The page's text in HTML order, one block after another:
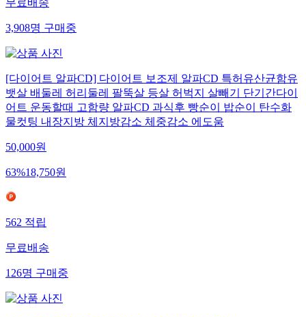
무료배송
3,908명구매중
[다이어트 알파CD] 다이어트 보조제 알파CD 특허유산균함유
뱃살 배둘레 허리둘레 팔뚝살 등살 허벅지 살빼기 단기간다이
어트 운동할때 고함량 알파CD 과식후 빵순이 밥순이 탄수화
물컷팅 내장지방 체지방감소 체중감소 에도움
50,000원
63%18,750원
562적립
무료배송
126명구매중